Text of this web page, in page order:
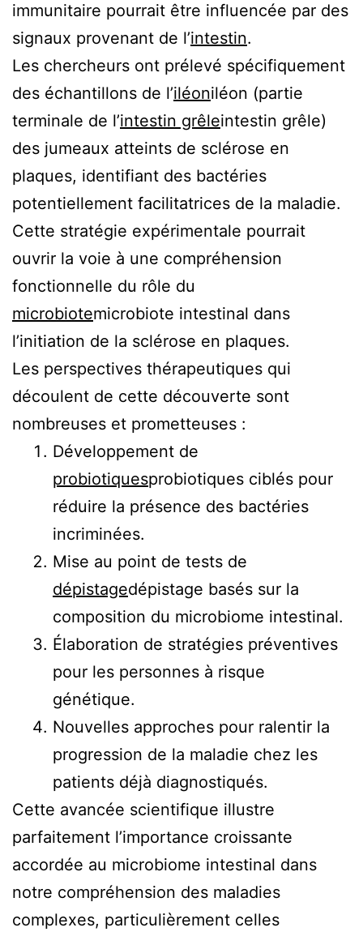
immunitaire pourrait être influencée par des
signaux provenant de l’intestin.
Les chercheurs ont prélevé spécifiquement
des échantillons de l’iléoniléon (partie
terminale de l’intestin grêleintestin grêle)
des jumeaux atteints de sclérose en
plaques, identifiant des bactéries
potentiellement facilitatrices de la maladie.
Cette stratégie expérimentale pourrait
ouvrir la voie à une compréhension
fonctionnelle du rôle du
microbiotemicrobiote intestinal dans
l’initiation de la sclérose en plaques.
Les perspectives thérapeutiques qui
découlent de cette découverte sont
nombreuses et prometteuses :
Développement de
probiotiquesprobiotiques ciblés pour
réduire la présence des bactéries
incriminées.
Mise au point de tests de
dépistagedépistage basés sur la
composition du microbiome intestinal.
Élaboration de stratégies préventives
pour les personnes à risque
génétique.
Nouvelles approches pour ralentir la
progression de la maladie chez les
patients déjà diagnostiqués.
Cette avancée scientifique illustre
parfaitement l’importance croissante
accordée au microbiome intestinal dans
notre compréhension des maladies
complexes, particulièrement celles